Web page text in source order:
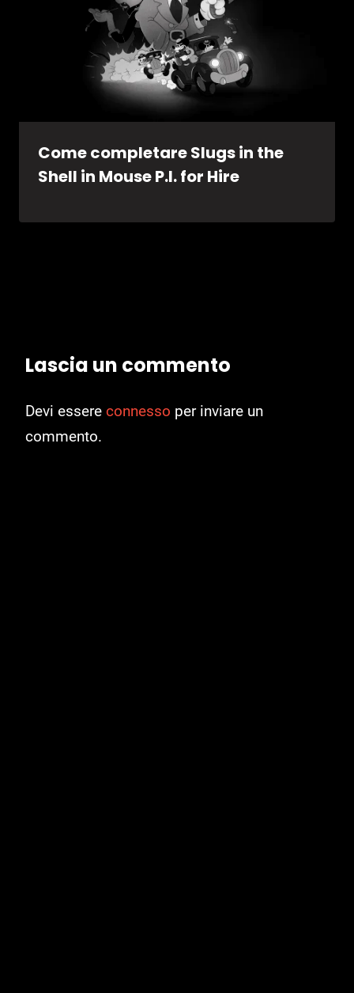
Come completare Slugs in the
Shell in Mouse P.I. for Hire
Lascia un commento
Devi essere connesso per inviare un
commento.